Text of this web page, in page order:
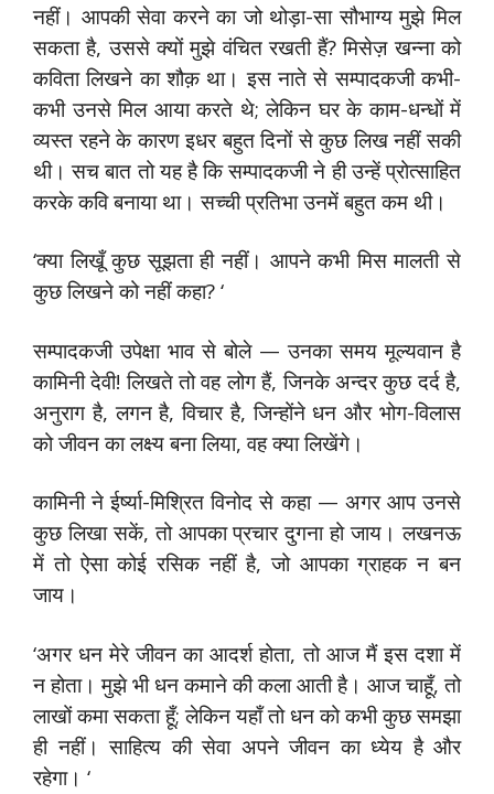
नहीं। आपकी सेवा करने का जो थोड़ा-सा सौभाग्य मुझे मिल
सकता है, उससे क्यों मुझे वंचित रखती हैं? मिसेज़ खन्ना को
कविता लिखने का शौक़ था। इस नाते से सम्पादकजी कभी-
कभी उनसे मिल आया करते थे; लेकिन घर के काम-धन्धों में
व्यस्त रहने के कारण इधर बहुत दिनों से कुछ लिख नहीं सकी
थी। सच बात तो यह है कि सम्पादकजी ने ही उन्हें प्रोत्साहित
करके कवि बनाया था। सच्ची प्रतिभा उनमें बहुत कम थी।
‘क्या लिखूँ कुछ सूझता ही नहीं। आपने कभी मिस मालती से
कुछ लिखने को नहीं कहा? ‘
सम्पादकजी उपेक्षा भाव से बोले — उनका समय मूल्यवान है
कामिनी देवी! लिखते तो वह लोग हैं, जिनके अन्दर कुछ दर्द है,
अनुराग है, लगन है, विचार है, जिन्होंने धन और भोग-विलास
को जीवन का लक्ष्य बना लिया, वह क्या लिखेंगे।
कामिनी ने ईर्ष्या-मिश्रित विनोद से कहा — अगर आप उनसे
कुछ लिखा सकें, तो आपका प्रचार दुगना हो जाय। लखनऊ
में तो ऐसा कोई रसिक नहीं है, जो आपका ग्राहक न बन
जाय।
‘अगर धन मेरे जीवन का आदर्श होता, तो आज मैं इस दशा में
न होता। मुझे भी धन कमाने की कला आती है। आज चाहूँ, तो
लाखों कमा सकता हूँ; लेकिन यहाँ तो धन को कभी कुछ समझा
ही नहीं। साहित्य की सेवा अपने जीवन का ध्येय है और
रहेगा। ‘